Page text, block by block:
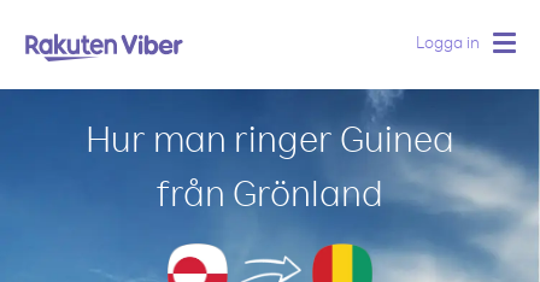
Logga in
Hur man ringer Guinea
från Grönland